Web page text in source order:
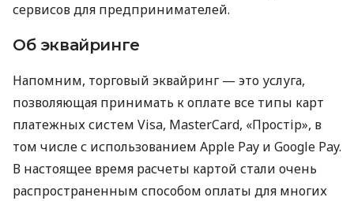
сервисов для предпринимателей.
Об эквайринге
Напомним, торговый эквайринг — это услуга,
позволяющая принимать к оплате все типы карт
платежных систем Visa, MasterCard, «Простір», в
том числе с использованием Apple Pay и Google Pay.
В настоящее время расчеты картой стали очень
распространенным способом оплаты для многих